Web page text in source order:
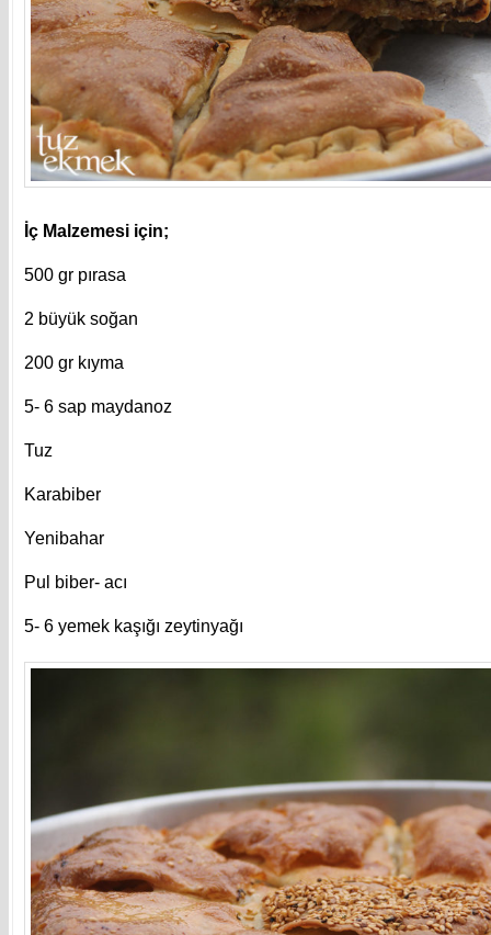
İç Malzemesi için;
500 gr pırasa
2 büyük soğan
200 gr kıyma
5- 6 sap maydanoz
Tuz
Karabiber
Yenibahar
Pul biber- acı
5- 6 yemek kaşığı zeytinyağı